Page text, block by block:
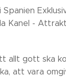
Spanien
Kanel -
allt gott ska
att vara